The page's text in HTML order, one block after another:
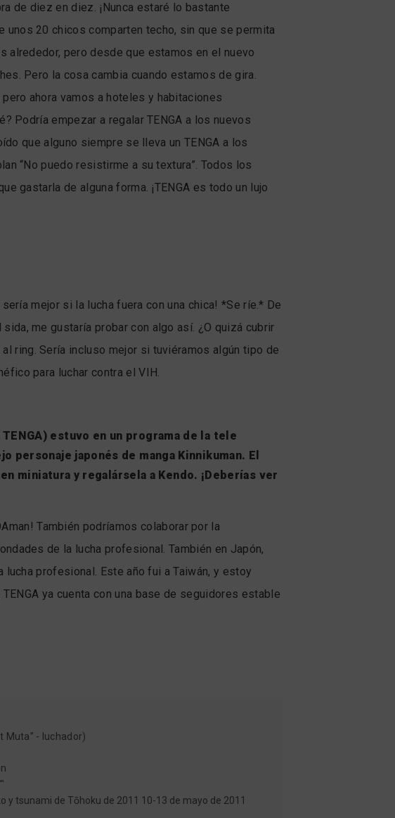
de diez en diez. ¡Nunca estaré lo bastante
20 chicos comparten techo, sin que se permita
alrededor, pero desde que estamos en el nuevo
Pero la cosa cambia cuando estamos de gira.
ahora vamos a hoteles y habitaciones
Podría empezar a regalar TENGA a los nuevos
que alguno siempre se lleva un TENGA a los
“No puedo resistirme a su textura”. Todos los
gastarla de alguna forma. ¡TENGA es todo un lujo
mejor si la lucha fuera con una chica! *Se ríe.* De
me gustaría probar con algo así. ¿O quizá cubrir
ring. Sería incluso mejor si tuviéramos algún tipo de
para luchar contra el VIH.
estuvo en un programa de la tele
personaje japonés de manga Kinnikuman. El
miniatura y regalársela a Kendo. ¡Deberías ver
También podríamos colaborar por la
de la lucha profesional. También en Japón,
profesional. Este año fui a Taiwán, y estoy
ya cuenta con una base de seguidores estable
Muta” - luchador)
y tsunami de Tōhoku de 2011 10-13 de mayo de 2011